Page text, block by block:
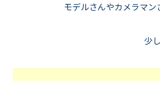
モデルさんやカメラマン
少